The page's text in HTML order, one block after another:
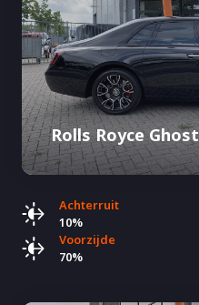
Rolls Royce Ghost
Achterruit
10%
Voorzijde
70%